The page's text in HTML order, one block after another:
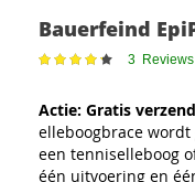
Bauerfeind
Waardering:3 Reviews
Actie: Gratis
elleboogbrace
een tenniselleboog
één uitvoering en